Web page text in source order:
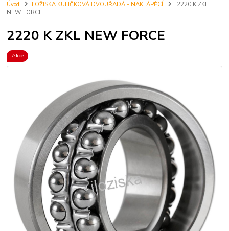
Úvod LOŽISKA KULIČKOVÁ DVOUŘADÁ - NAKLÁPĚCÍ
2220 K ZKL
NEW FORCE
2220 K ZKL NEW FORCE
Akce